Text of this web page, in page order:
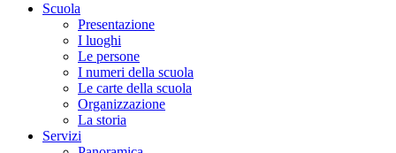
Scuola
Presentazione
I luoghi
Le persone
I numeri della scuola
Le carte della scuola
Organizzazione
La storia
Servizi